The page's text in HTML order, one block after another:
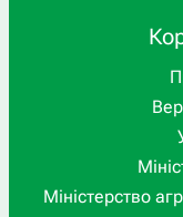
Міністерство